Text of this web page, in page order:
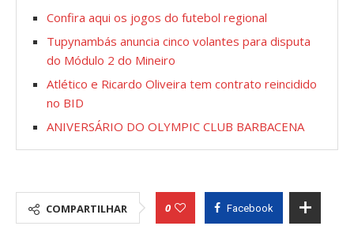
Confira aqui os jogos do futebol regional
Tupynambás anuncia cinco volantes para disputa
do Módulo 2 do Mineiro
Atlético e Ricardo Oliveira tem contrato reincidido
no BID
ANIVERSÁRIO DO OLYMPIC CLUB BARBACENA
COMPARTILHAR 0 Facebook